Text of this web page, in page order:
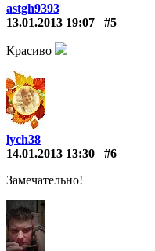
astgh9393
13.01.2013 19:07
#5
Красиво
lych38
14.01.2013 13:30
#6
Замечательно!